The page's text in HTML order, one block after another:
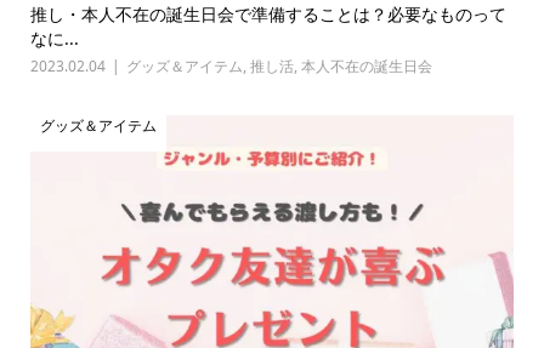
推し・本人不在の誕生日会で準備することは？必要なものって
なに...
2023.02.04 グッズ＆アイテム, 推し活, 本人不在の誕生日会
グッズ＆アイテム